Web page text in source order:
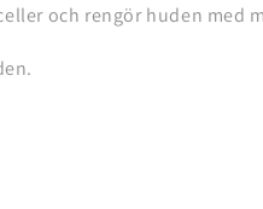
och rengör huden med